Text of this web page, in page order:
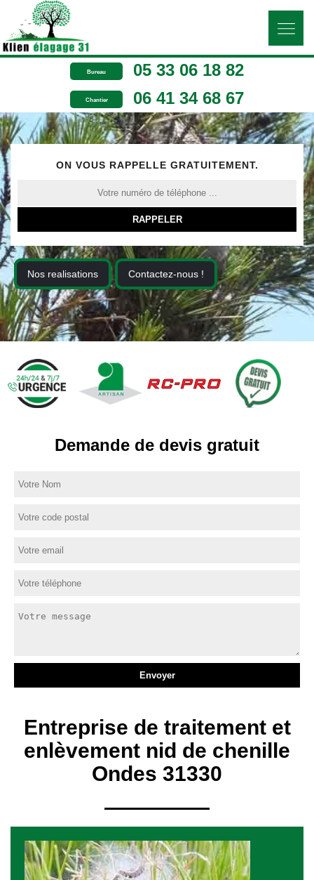
Bureau 05 33 06 18 82
Chantier 06 41 34 68 67
ON VOUS RAPPELLE GRATUITEMENT.
Nos realisations Contactez-nous !
Demande de devis gratuit
Entreprise de traitement et
enlèvement nid de chenille
Ondes 31330